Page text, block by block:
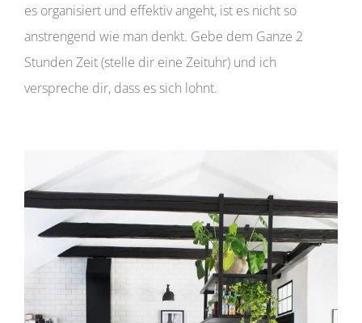
es organisiert und effektiv angeht, ist es nicht so
anstrengend wie man denkt. Gebe dem Ganze 2
Stunden Zeit (stelle dir eine Zeituhr) und ich
verspreche dir, dass es sich lohnt.